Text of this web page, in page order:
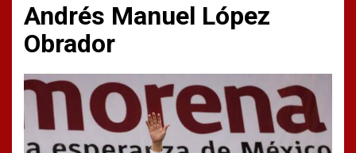
Andrés Manuel López
Obrador